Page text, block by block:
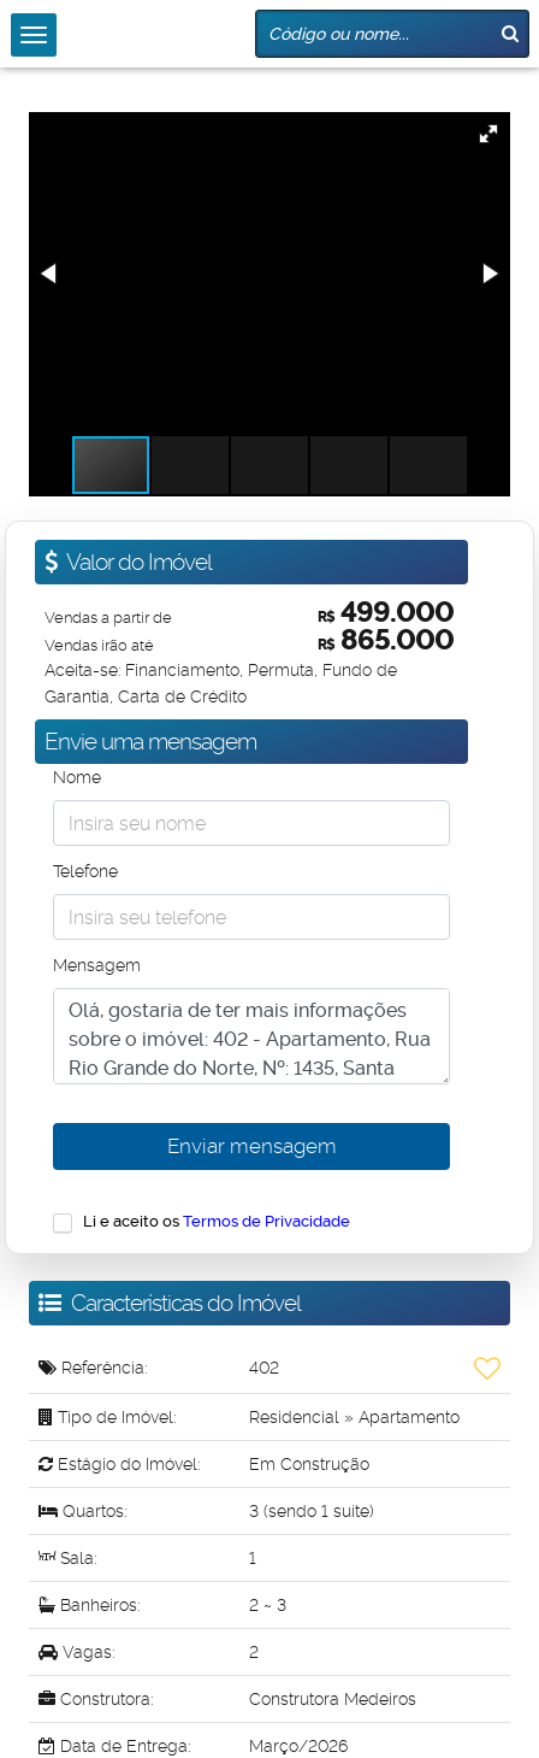
Valor do Imóvel
R$499.000
Vendas a partir de
R$865.000
Vendas irão até
Aceita-se: Financiamento, Permuta, Fundo de
Garantia, Carta de Crédito
Envie uma mensagem
Nome
Telefone
Mensagem
Li e aceito os Termos de Privacidade
Características do Imóvel
Referência: 402
Tipo de Imóvel: Residencial » Apartamento
Estágio do Imóvel: Em Construção
Quartos: 3 (sendo 1 suíte)
Sala: 1
Banheiros: 2 ~ 3
Vagas: 2
Construtora: Construtora Medeiros
Data de Entrega: Março/2026